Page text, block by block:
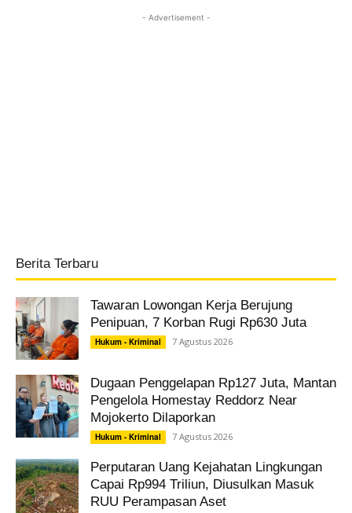
- Advertisement -
Berita Terbaru
Tawaran Lowongan Kerja Berujung
Penipuan, 7 Korban Rugi Rp630 Juta
Hukum - Kriminal 7 Agustus 2026
Dugaan Penggelapan Rp127 Juta, Mantan
Pengelola Homestay Reddorz Near
Mojokerto Dilaporkan
Hukum - Kriminal 7 Agustus 2026
Perputaran Uang Kejahatan Lingkungan
Capai Rp994 Triliun, Diusulkan Masuk
RUU Perampasan Aset